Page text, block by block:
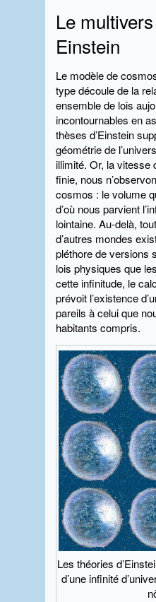
Le
Einstein
Le modèle de
type découle de la
ensemble de lois
incontournables en
thèses d’Einstein
géométrie de
illimité. Or, la vitesse
finie, nous
cosmos : le volume
d’où nous parvient
lointaine. Au-delà,
d’autres mondes
pléthore de versions
lois physiques que
cette infinitude, le
prévoit l’existence
pareils à celui que
habitants compris.
Les théories
d’une infinité